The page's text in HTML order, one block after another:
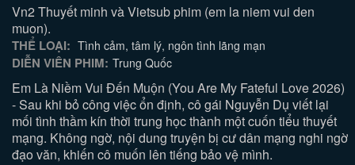
Vn2 Thuyết minh và Vietsub phim (em la niem vui den
muon).
THỂ LOẠI: Tình cảm, tâm lý, ngôn tình lãng mạn
DIỄN VIÊN PHIM: Trung Quốc
Em Là Niềm Vui Đến Muộn (You Are My Fateful Love 2026)
- Sau khi bỏ công việc ổn định, cô gái Nguyễn Dụ viết lại
mối tình thầm kín thời trung học thành một cuốn tiểu thuyết
mạng. Không ngờ, nội dung truyện bị cư dân mạng nghi ngờ
đạo văn, khiến cô muốn lên tiếng bảo vệ mình.